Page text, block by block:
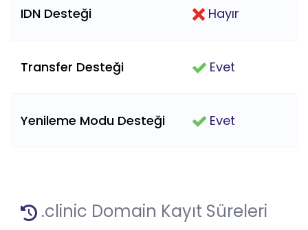
IDN Desteği Hayır
Transfer Desteği Evet
Yenileme Modu Desteği Evet
.clinic Domain Kayıt Süreleri